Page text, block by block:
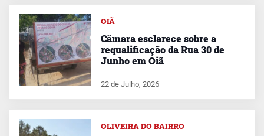
OIÃ
Câmara esclarece sobre a
requalificação da Rua 30 de
Junho em Oiã
22 de Julho, 2026
OLIVEIRA DO BAIRRO